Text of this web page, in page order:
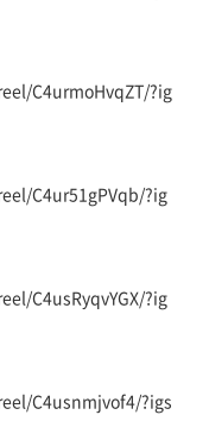
C4urmoHvqZT/?ig
C4ur51gPVqb/?ig
C4usRyqvYGX/?ig
C4usnmjvof4/?igs